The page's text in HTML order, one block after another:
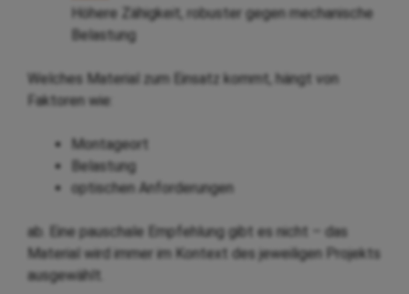
Höhere Zähigkeit, robuster gegen mechanische
Belastung
Welches Material zum Einsatz kommt, hängt von
Faktoren wie:
Montageort
Belastung
optischen Anforderungen
ab. Eine pauschale Empfehlung gibt es nicht – das
Material wird immer im Kontext des jeweiligen Projekts
ausgewählt.